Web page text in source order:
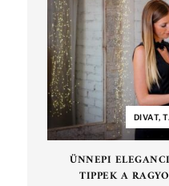
DIVAT,
ÜNNEPI
TIPPEK A